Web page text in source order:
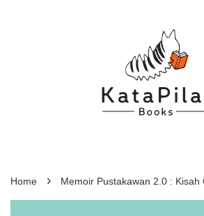
Home › Memoir Pustakawan 2.0 : Kisah